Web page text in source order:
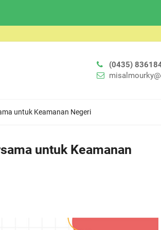
(0435)
untuk Keamanan Negeri
untuk Keamanan